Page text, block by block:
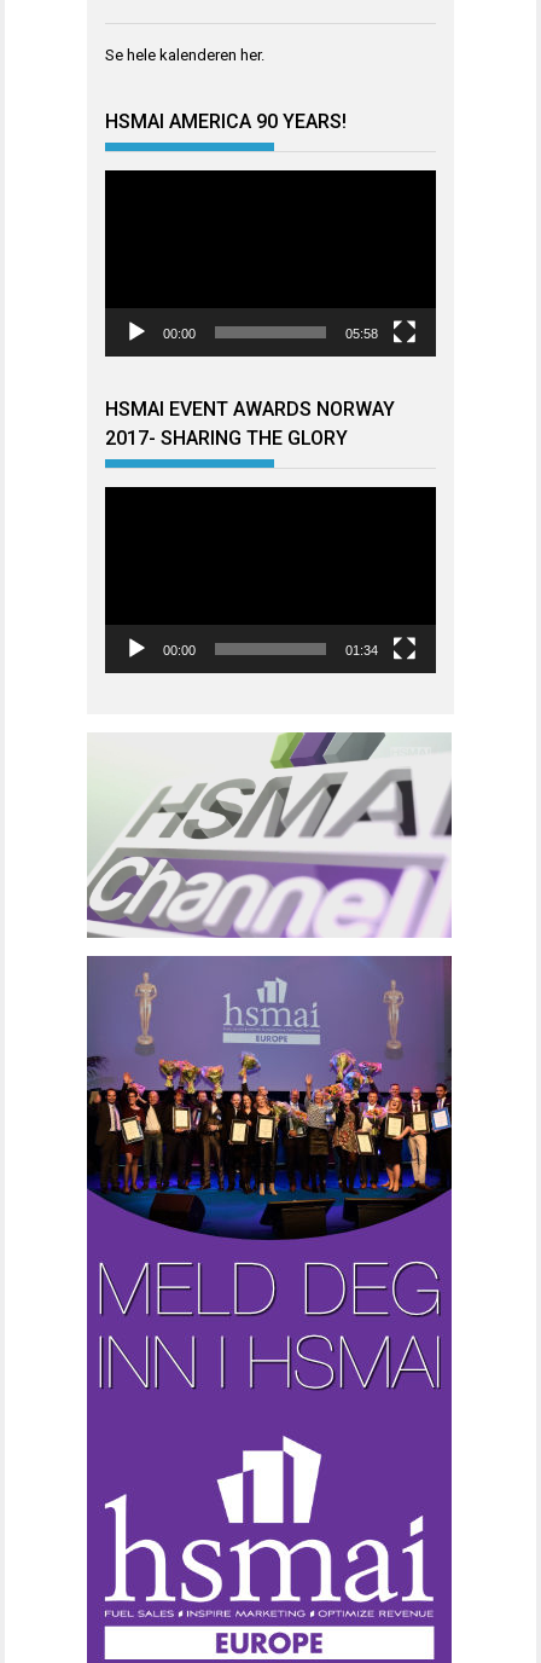
Se hele kalenderen her.
HSMAI AMERICA 90 YEARS!
00:00 05:58
HSMAI EVENT AWARDS NORWAY
2017- SHARING THE GLORY
00:00 01:34